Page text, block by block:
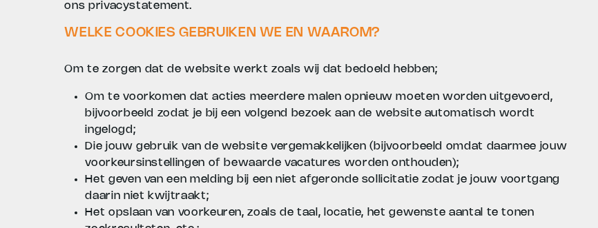
ons privacystatement.
WELKE COOKIES GEBRUIKEN WE EN WAAROM?
Om te zorgen dat de website werkt zoals wij dat bedoeld hebben;
Om te voorkomen dat acties meerdere malen opnieuw moeten worden uitgevoerd,
bijvoorbeeld zodat je bij een volgend bezoek aan de website automatisch wordt
ingelogd;
Die jouw gebruik van de website vergemakkelijken (bijvoorbeeld omdat daarmee jouw
voorkeursinstellingen of bewaarde vacatures worden onthouden);
Het geven van een melding bij een niet afgeronde sollicitatie zodat je jouw voortgang
daarin niet kwijtraakt;
Het opslaan van voorkeuren, zoals de taal, locatie, het gewenste aantal te tonen